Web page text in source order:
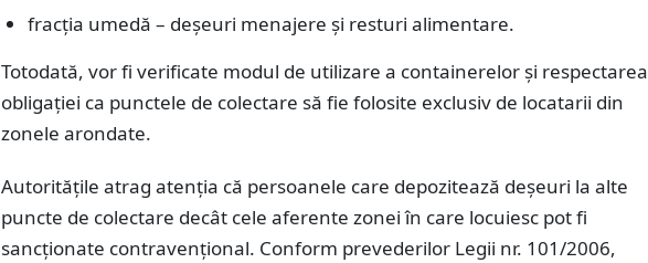
fracția umedă – deșeuri menajere și resturi alimentare.
Totodată, vor fi verificate modul de utilizare a containerelor și respectarea
obligației ca punctele de colectare să fie folosite exclusiv de locatarii din
zonele arondate.
Autoritățile atrag atenția că persoanele care depozitează deșeuri la alte
puncte de colectare decât cele aferente zonei în care locuiesc pot fi
sancționate contravențional. Conform prevederilor Legii nr. 101/2006,